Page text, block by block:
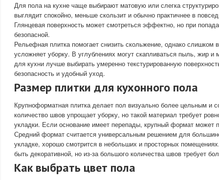
Для пола на кухне чаще выбирают матовую или слегка
выглядит спокойно, меньше скользит и обычно практичнее в
Глянцевая поверхность может смотреться эффектно, но при
безопасной.
Рельефная плитка помогает снизить скольжение, однако слишком
усложняет уборку. В углублениях могут скапливаться пыль, жир и
для кухни лучше выбирать умеренно текстурированную
безопасность и удобный уход.
Размер плитки для кухонного пола
Крупноформатная плитка делает пол визуально более цельным и
количество швов упрощает уборку, но такой материал требует
укладки. Если основание имеет перепады, крупный формат может
Средний формат считается универсальным решением для
укладке, хорошо смотрится в небольших и просторных
быть декоративной, но из-за большого количества швов требует
Как выбрать цвет пола